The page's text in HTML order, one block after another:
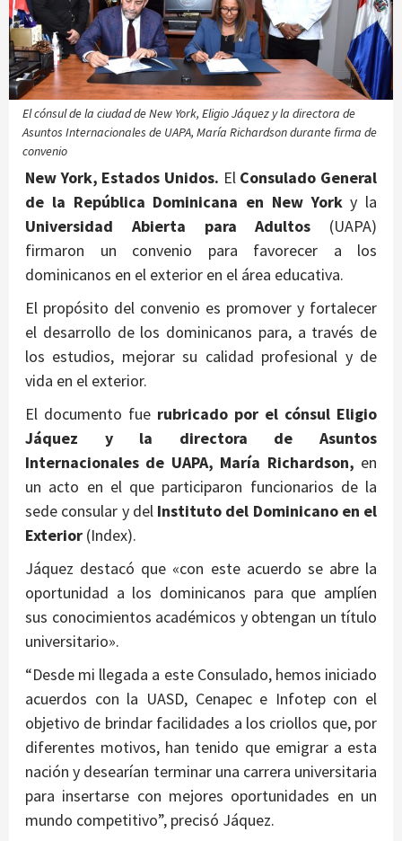
El cónsul de la ciudad de New York, Eligio Jáquez y la directora de
Asuntos Internacionales de UAPA, María Richardson durante firma de
convenio
New York, Estados Unidos. El Consulado General
de la República Dominicana en New Yorky la
Universidad Abierta para Adultos (UAPA)
firmaron un convenio para favorecer a los
dominicanos en el exterior en el área educativa.
El propósito del convenio es promover y fortalecer
el desarrollo de los dominicanos para, a través de
los estudios, mejorar su calidad profesional y de
vida en el exterior.
El documento fue rubricado por el cónsul Eligio
Jáquez y la directora de Asuntos
Internacionales de UAPA, María Richardson, en
un acto en el que participaron funcionarios de la
sede consular y del Instituto del Dominicano en el
Exterior (Index).
Jáquez destacó que «con este acuerdo se abre la
oportunidad a los dominicanos para que amplíen
sus conocimientos académicos y obtengan un título
universitario».
“Desde mi llegada a este Consulado, hemos iniciado
acuerdos con la UASD, Cenapec e Infotep con el
objetivo de brindar facilidades a los criollos que, por
diferentes motivos, han tenido que emigrar a esta
nación y desearían terminar una carrera universitaria
para insertarse con mejores oportunidades en un
mundo competitivo”, precisó Jáquez.